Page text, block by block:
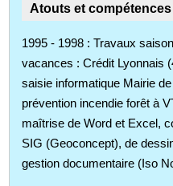
Atouts et compétences
1995 - 1998 : Travaux
vacances : Crédit Lyonnais
saisie informatique Mairie
prévention incendie forêt à
maîtrise de Word et Excel,
SIG (Geoconcept), de
gestion documentaire (Iso